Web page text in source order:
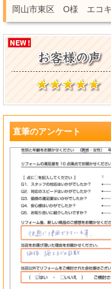
岡山市東区 O様 エコキ
直筆のアンケート